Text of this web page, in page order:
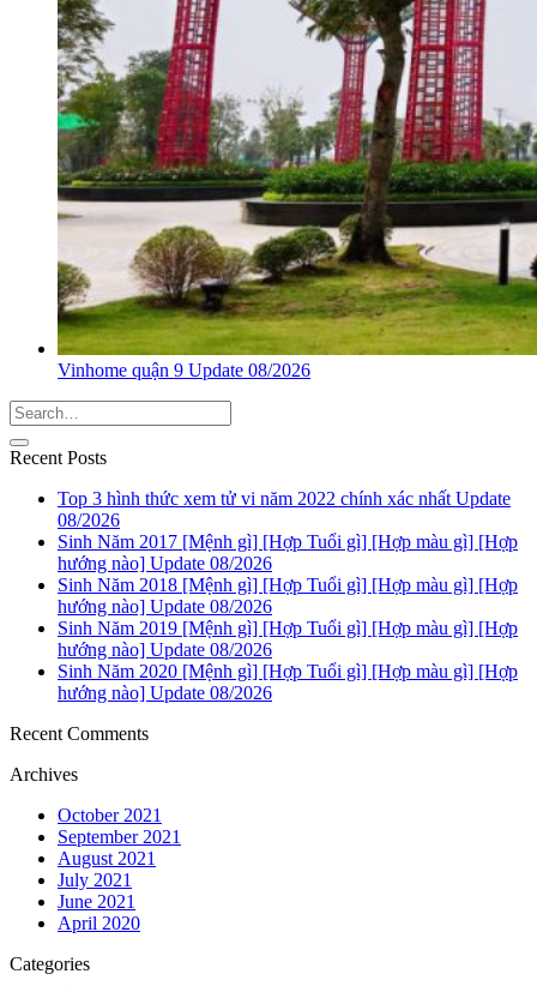
Vinhome quận 9 Update 08/2026
Recent Posts
Top 3 hình thức xem tử vi năm 2022 chính xác nhất Update
08/2026
Sinh Năm 2017 [Mệnh gì] [Hợp Tuổi gì] [Hợp màu gì] [Hợp
hướng nào] Update 08/2026
Sinh Năm 2018 [Mệnh gì] [Hợp Tuổi gì] [Hợp màu gì] [Hợp
hướng nào] Update 08/2026
Sinh Năm 2019 [Mệnh gì] [Hợp Tuổi gì] [Hợp màu gì] [Hợp
hướng nào] Update 08/2026
Sinh Năm 2020 [Mệnh gì] [Hợp Tuổi gì] [Hợp màu gì] [Hợp
hướng nào] Update 08/2026
Recent Comments
Archives
October 2021
September 2021
August 2021
July 2021
June 2021
April 2020
Categories